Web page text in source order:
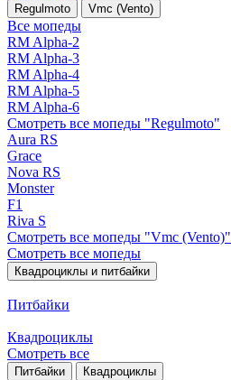
Regulmoto Vmc (Vento)
Все мопеды
RM Alpha-2
RM Alpha-3
RM Alpha-4
RM Alpha-5
RM Alpha-6
Смотреть все мопеды "Regulmoto"
Aura RS
Grace
Nova RS
Monster
F1
Riva S
Смотреть все мопеды "Vmc (Vento)"
Смотреть все мопеды
Квадроциклы и питбайки
Питбайки
Квадроциклы
Смотреть все
Питбайки Квадроциклы